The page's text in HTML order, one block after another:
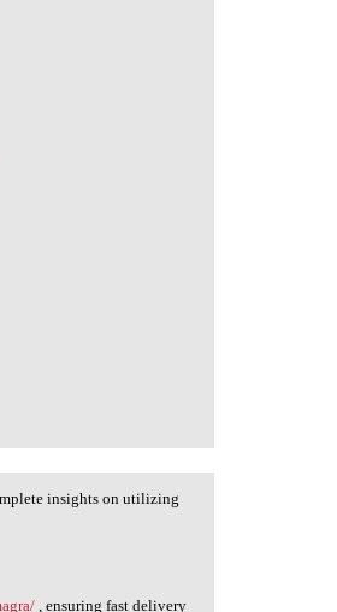
insights on utilizing
, ensuring fast delivery